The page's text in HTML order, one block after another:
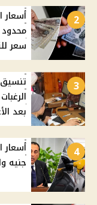
2
أسعار
سعر
3
بعد
4
جنيه